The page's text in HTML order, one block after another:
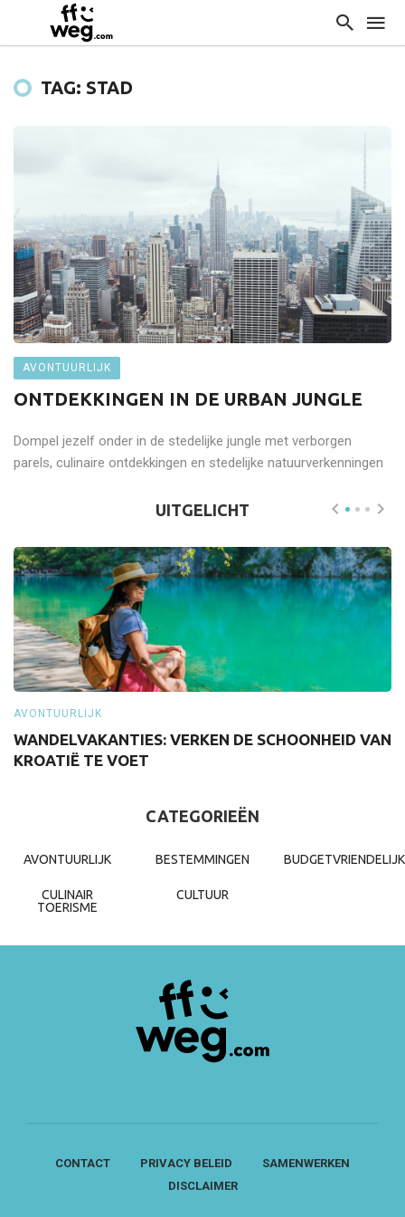
TAG: STAD
AVONTUURLIJK
ONTDEKKINGEN IN DE URBAN JUNGLE
Dompel jezelf onder in de stedelijke jungle met verborgen
parels, culinaire ontdekkingen en stedelijke natuurverkenningen
UITGELICHT
AVONTUURLIJK
WANDELVAKANTIES: VERKEN DE SCHOONHEID VAN
KROATIË TE VOET
CATEGORIEËN
AVONTUURLIJK BESTEMMINGEN BUDGETVRIENDELIJK
CULINAIR
TOERISME
CULTUUR
CONTACT PRIVACY BELEID
SAMENWERKEN
DISCLAIMER